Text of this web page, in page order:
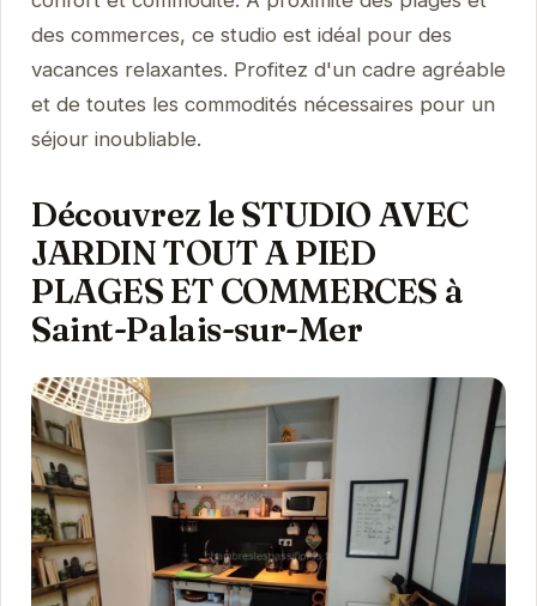
des commerces, ce studio est idéal pour des
vacances relaxantes. Profitez d'un cadre agréable
et de toutes les commodités nécessaires pour un
séjour inoubliable.
Découvrez le STUDIO AVEC
JARDIN TOUT A PIED
PLAGES ET COMMERCES à
Saint-Palais-sur-Mer